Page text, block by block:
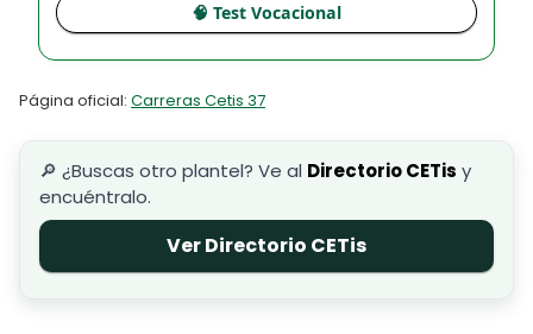
🧠 Test Vocacional
Página oficial: Carreras Cetis 37
🔎 ¿Buscas otro plantel? Ve al Directorio CETis y
encuéntralo.
Ver Directorio CETis